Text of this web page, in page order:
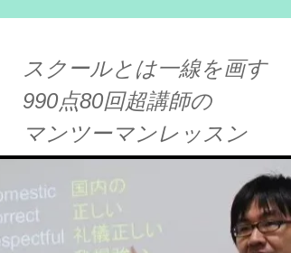
スクールとは一線を画す
990点80回超講師の
マンツーマンレッスン